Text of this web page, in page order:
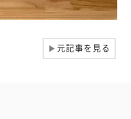
▶元記事を見る